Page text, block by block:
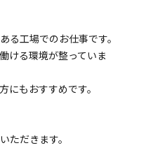
る工場でのお仕事です。
ける環境が整っていま
にもおすすめです。
ただきます。